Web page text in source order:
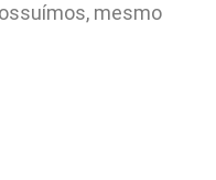
mesmo